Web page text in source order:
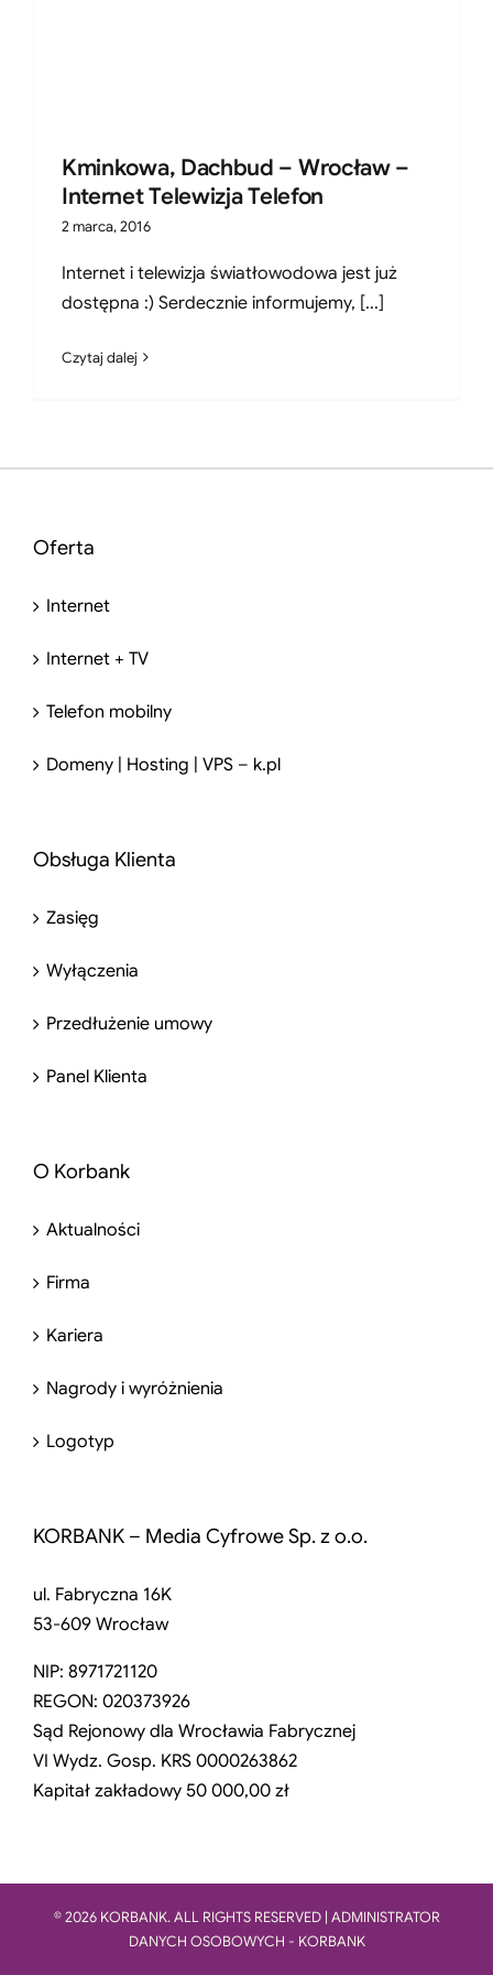
Kminkowa, Dachbud – Wrocław –
Internet Telewizja Telefon
2 marca, 2016
Internet i telewizja światłowodowa jest już
dostępna :) Serdecznie informujemy, [...]
Czytaj dalej
Oferta
Internet
Internet + TV
Telefon mobilny
Domeny | Hosting | VPS – k.pl
Obsługa Klienta
Zasięg
Wyłączenia
Przedłużenie umowy
Panel Klienta
O Korbank
Aktualności
Firma
Kariera
Nagrody i wyróżnienia
Logotyp
KORBANK – Media Cyfrowe Sp. z o.o.
ul. Fabryczna 16K
53-609 Wrocław
NIP: 8971721120
REGON: 020373926
Sąd Rejonowy dla Wrocławia Fabrycznej
VI Wydz. Gosp. KRS 0000263862
Kapitał zakładowy 50 000,00 zł
© 2026 KORBANK. ALL RIGHTS RESERVED | ADMINISTRATOR
DANYCH OSOBOWYCH - KORBANK